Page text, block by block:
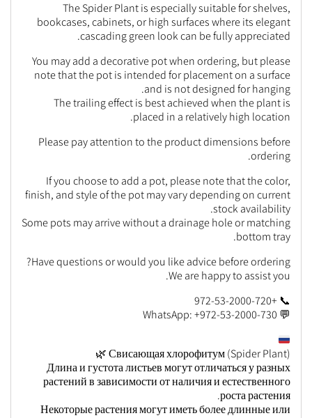
The Spider Plant is especially suitable for shelves,
bookcases, cabinets, or high surfaces where its elegant
cascading green look can be fully appreciated.
You may add a decorative pot when ordering, but please
note that the pot is intended for placement on a surface
and is not designed for hanging.
The trailing effect is best achieved when the plant is
placed in a relatively high location.
Please pay attention to the product dimensions before
ordering.
If you choose to add a pot, please note that the color,
finish, and style of the pot may vary depending on current
stock availability.
Some pots may arrive without a drainage hole or matching
bottom tray.
Have questions or would you like advice before ordering?
We are happy to assist you.
📞 +972-53-2000-720
💬 WhatsApp: +972-53-2000-730
Свисающая хлорофитум (Spider Plant) 🌿
Длина и густота листьев могут отличаться у разных
растений в зависимости от наличия и естественного
роста растения.
Некоторые растения могут иметь более длинные или